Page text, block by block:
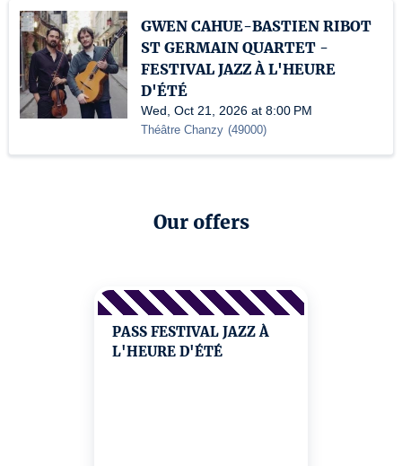
Our offers
PASS FESTIVAL JAZZ À
L'HEURE D'ÉTÉ
GWEN CAHUE-BASTIEN RIBOT
ST GERMAIN QUARTET -
FESTIVAL JAZZ À L'HEURE
D'ÉTÉ
Wed, Oct 21, 2026 at 8:00 PM
Théâtre Chanzy (49000)